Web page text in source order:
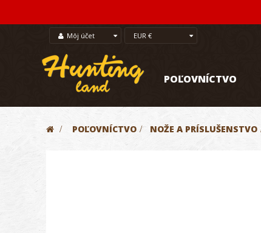
Môj účet EUR €
POĽOVNÍCTVO
> POĽOVNÍCTVO > NOŽE A PRÍSLUŠENSTVO